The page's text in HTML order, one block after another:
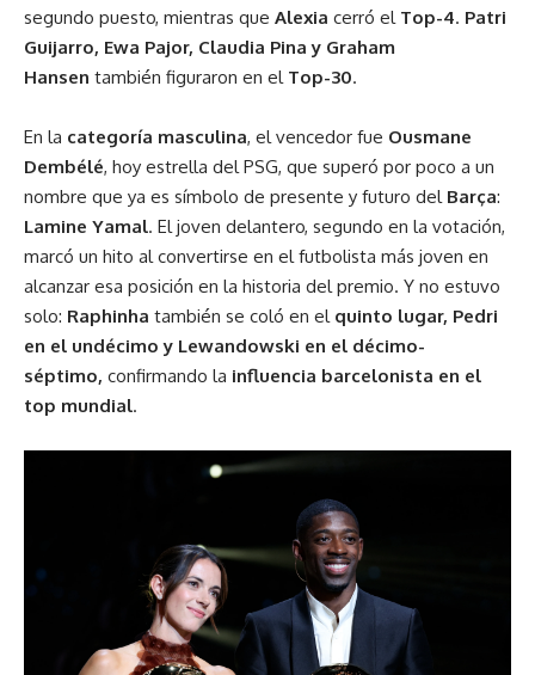
segundo puesto, mientras que Alexia cerró el Top-4. Patri
Guijarro, Ewa Pajor, Claudia Pina y Graham
Hansen también figuraron en el Top-30.
En la categoría masculina, el vencedor fue Ousmane
Dembélé, hoy estrella del PSG, que superó por poco a un
nombre que ya es símbolo de presente y futuro del Barça:
Lamine Yamal. El joven delantero, segundo en la votación,
marcó un hito al convertirse en el futbolista más joven en
alcanzar esa posición en la historia del premio. Y no estuvo
solo: Raphinha también se coló en el quinto lugar, Pedri
en el undécimo y Lewandowski en el décimo-
séptimo, confirmando la influencia barcelonista en el
top mundial.